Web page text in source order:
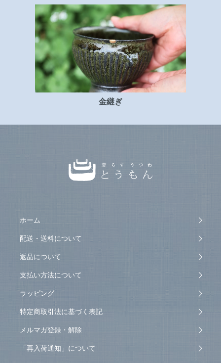
金継ぎ
ホーム
配送・送料について
返品について
支払い方法について
ラッピング
特定商取引法に基づく表記
メルマガ登録・解除
「再入荷通知」について